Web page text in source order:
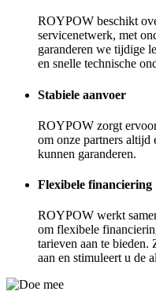
ROYPOW beschikt
servicenetwerk, met
garanderen we tijdige
en snelle technische
Stabiele aanvoer
ROYPOW zorgt
om onze partners altijd
kunnen garanderen.
Flexibele financiering
ROYPOW werkt
om flexibele
tarieven aan te bieden.
aan en stimuleert u de